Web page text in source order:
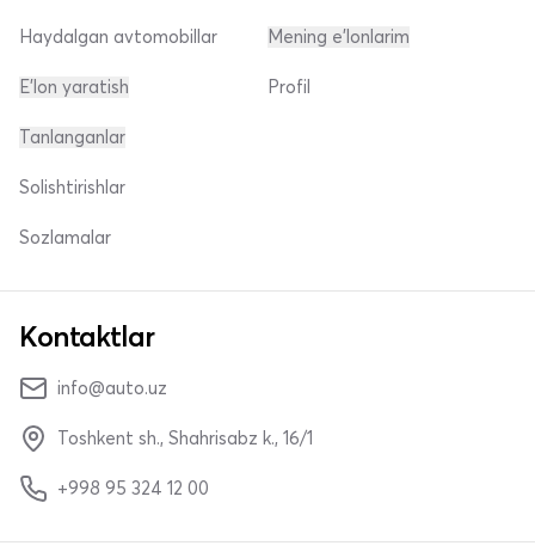
Haydalgan avtomobillar
E'lon yaratish
Mening e'lonlarim
Profil
Tanlanganlar
Solishtirishlar
Sozlamalar
Kontaktlar
info@auto.uz
Toshkent sh., Shahrisabz k., 16/1
+998 95 324 12 00